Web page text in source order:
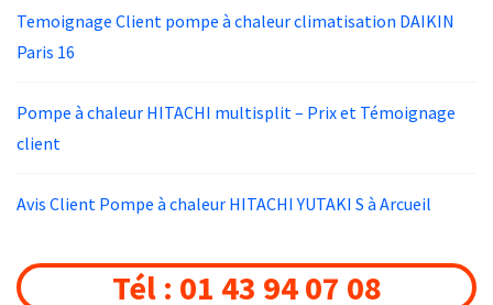
Temoignage Client pompe à chaleur climatisation DAIKIN
Paris 16
Pompe à chaleur HITACHI multisplit – Prix et Témoignage
client
Avis Client Pompe à chaleur HITACHI YUTAKI S à Arcueil
Tél : 01 43 94 07 08